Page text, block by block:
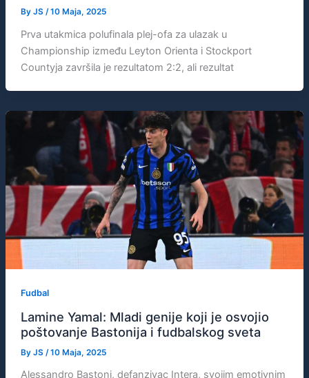
By JS /10 Maja, 2025
Prva utakmica polufinala plej-ofa za ulazak u
Championship između Leyton Orienta i Stockport
Countyja završila je rezultatom 2:2, ali rezultat
Fudbal
Lamine Yamal: Mladi genije koji je osvojio
poštovanje Bastonija i fudbalskog sveta
By JS /10 Maja, 2025
Alessandro Bastoni, defanzivac Intera, svojim emotivnim